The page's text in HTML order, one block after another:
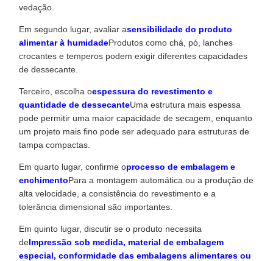
vedação.
Em segundo lugar, avaliar asensibilidade do produto
alimentar à humidadeProdutos como chá, pó, lanches
crocantes e temperos podem exigir diferentes capacidades
de dessecante.
Terceiro, escolha oespessura do revestimento e
quantidade de dessecanteUma estrutura mais espessa
pode permitir uma maior capacidade de secagem, enquanto
um projeto mais fino pode ser adequado para estruturas de
tampa compactas.
Em quarto lugar, confirme oprocesso de embalagem e
enchimentoPara a montagem automática ou a produção de
alta velocidade, a consistência do revestimento e a
tolerância dimensional são importantes.
Em quinto lugar, discutir se o produto necessita
deImpressão sob medida, material de embalagem
especial, conformidade das embalagens alimentares ou